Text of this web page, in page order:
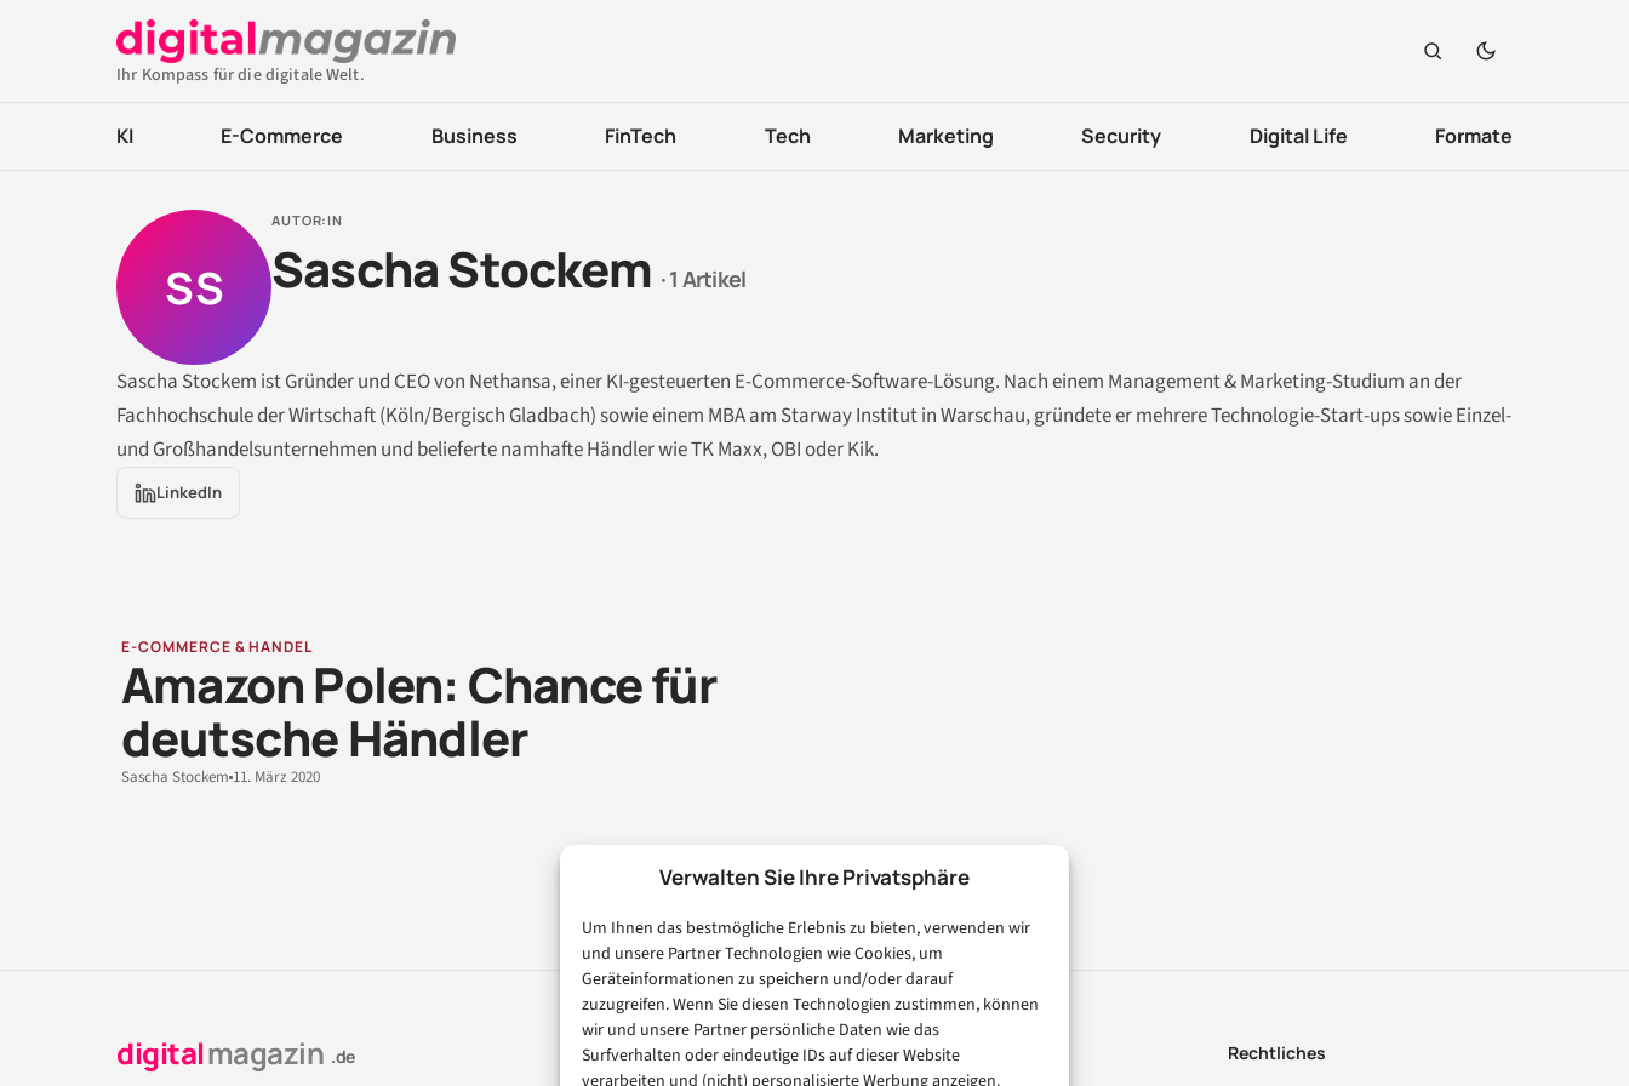
Verwalten Sie Ihre Privatsphäre
Um Ihnen das bestmögliche Erlebnis zu bieten, verwenden wir
und unsere Partner Technologien wie Cookies, um
Geräteinformationen zu speichern und/oder darauf
zuzugreifen. Wenn Sie diesen Technologien zustimmen, können
wir und unsere Partner persönliche Daten wie das
Surfverhalten oder eindeutige IDs auf dieser Website
verarbeiten und (nicht) personalisierte Werbung anzeigen.
Ihr Kompass für die digitale Welt.
KI E-Commerce Business FinTech Tech Marketing Security Digital Life Formate
SS
AUTOR:IN
Sascha Stockem · 1 Artikel
Sascha Stockem ist Gründer und CEO von Nethansa, einer KI-gesteuerten E-Commerce-Software-Lösung. Nach einem Management & Marketing-Studium an der
Fachhochschule der Wirtschaft (Köln/Bergisch Gladbach) sowie einem MBA am Starway Institut in Warschau, gründete er mehrere Technologie-Start-ups sowie Einzel-
und Großhandelsunternehmen und belieferte namhafte Händler wie TK Maxx, OBI oder Kik.
LinkedIn
E-COMMERCE & HANDEL
Amazon Polen: Chance für
deutsche Händler
Sascha Stockem 11. März 2020
digitalmagazin .de Rubriken Magazin Rechtliches